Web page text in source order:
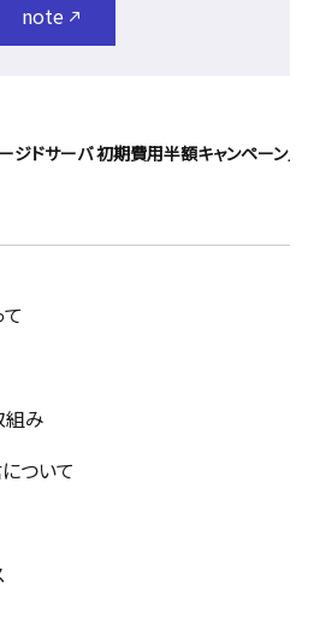
note
ージドサーバ 初期費用半額キャンペーン」
組み
ついて